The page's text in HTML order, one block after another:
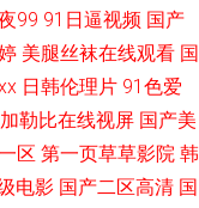
99 91日逼视频 国产
美腿丝袜在线观看 国
日韩伦理片 91色爱
加勒比在线视屏 国产美
区 第一页草草影院 韩
电影 国产二区高清 国